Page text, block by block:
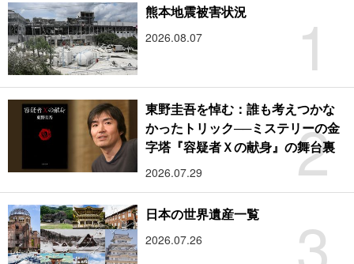
1
熊本地震被害状況
2026.08.07
2
東野圭吾を悼む：誰も考えつかな
かったトリック──ミステリーの金
字塔『容疑者Ｘの献身』の舞台裏
2026.07.29
日本の世界遺産一覧
2026.07.26